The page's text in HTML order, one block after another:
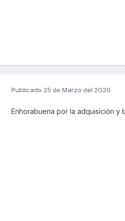
Publicado 25 de Marzo del 2020
Enhorabuena por la adquisición y